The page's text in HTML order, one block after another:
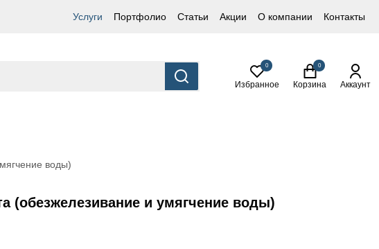
Услуги Портфолио Статьи Акции О компании Контакты
0
Избранное
0
Корзина Аккаунт
воды)
(обезжелезивание и умягчение воды)